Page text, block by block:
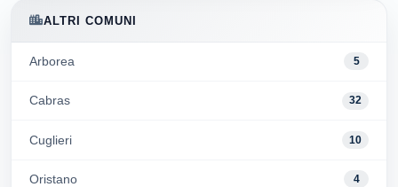
ALTRI COMUNI
Arborea 5
Cabras 32
Cuglieri 10
Oristano 4